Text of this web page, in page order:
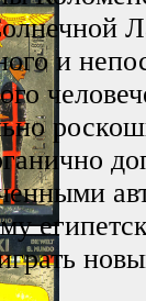
и